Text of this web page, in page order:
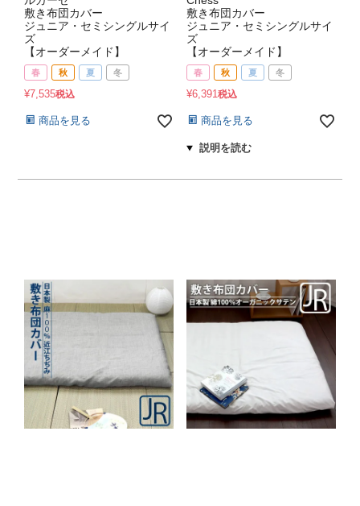
敷き布団カバー
ジュニア・セミシングルサイ
ズ
【オーダーメイド】
春 秋 夏 冬
¥7,535税込
商品を見る
敷き布団カバー
ジュニア・セミシングルサイ
ズ
【オーダーメイド】
春 秋 夏 冬
¥6,391税込
商品を見る